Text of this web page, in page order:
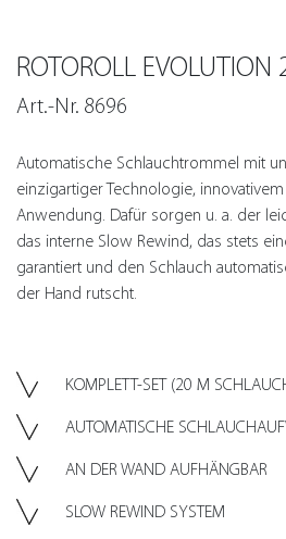
ROTOROLL EVOLUTION
Art.-Nr. 8696
Automatische Schlauchtrommel mit
einzigartiger Technologie,
Anwendung. Dafür sorgen u. a. der
das interne Slow Rewind, das stets
garantiert und den Schlauch
der Hand rutscht.
KOMPLETT-SET (20 M
AUTOMATISCHE
AN DER WAND AUFHÄNGBAR
SLOW REWIND SYSTEM